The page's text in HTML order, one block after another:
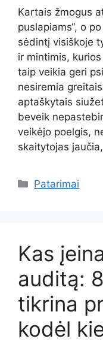
Kartais žmogus
puslapiams“, o
sėdintį visiškoje
ir mintimis,
taip veikia geri
nesiremia
aptaškytais
beveik
veikėjo poelgis,
skaitytojas
Kategorijos
Patarimai
Kas
auditą:
tikrina
kodėl